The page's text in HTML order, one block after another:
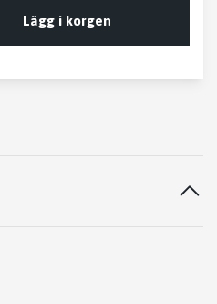
Lägg i korgen